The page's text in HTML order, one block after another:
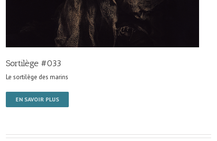
Sortilège #033
Le sortilège des marins
EN SAVOIR PLUS